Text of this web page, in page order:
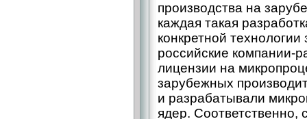
производства на
каждая такая
конкретной
российские компании-­
лицензии на
зарубежных
и разрабатывали
ядер. Соответственно,